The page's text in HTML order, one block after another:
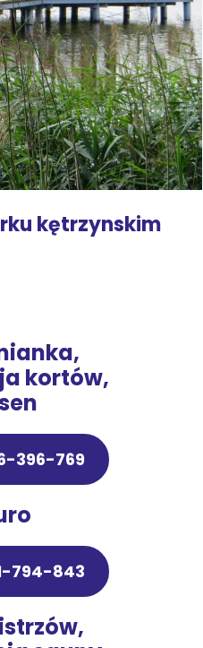
kętrzynskim
kortów,
396-769
794-843